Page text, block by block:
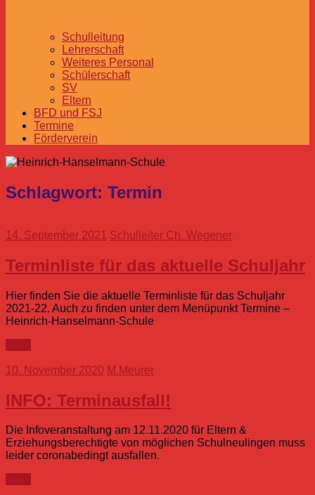
Schulleitung
Lehrerschaft
Weiteres Personal
Schülerschaft
SV
Eltern
BFD und FSJ
Termine
Förderverein
Schlagwort: Termin
14. September 2021 Schulleiter Ch. Wegener
Terminliste für das aktuelle Schuljahr
Hier finden Sie die aktuelle Terminliste für das Schuljahr
2021-22. Auch zu finden unter dem Menüpunkt Termine –
Heinrich-Hanselmann-Schule
10. November 2020 M.Meurer
INFO: Terminausfall!
Die Infoveranstaltung am 12.11.2020 für Eltern &
Erziehungsberechtigte von möglichen Schulneulingen muss
leider coronabedingt ausfallen.